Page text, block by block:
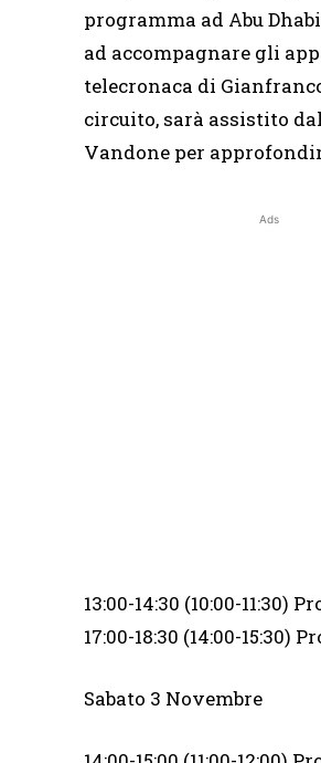
programma ad Abu
ad accompagnare gli
telecronaca di
circuito, sarà assistito
Vandone per
Ads
13:00-14:30 (10:00-11:30)
17:00-18:30 (14:00-15:30)
Sabato 3 Novembre